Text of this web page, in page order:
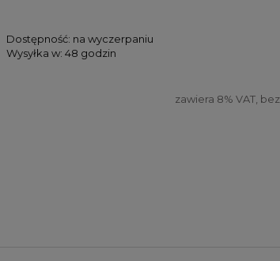
Dostępność: na wyczerpaniu
Wysyłka w: 48 godzin
zawiera 8% VAT,